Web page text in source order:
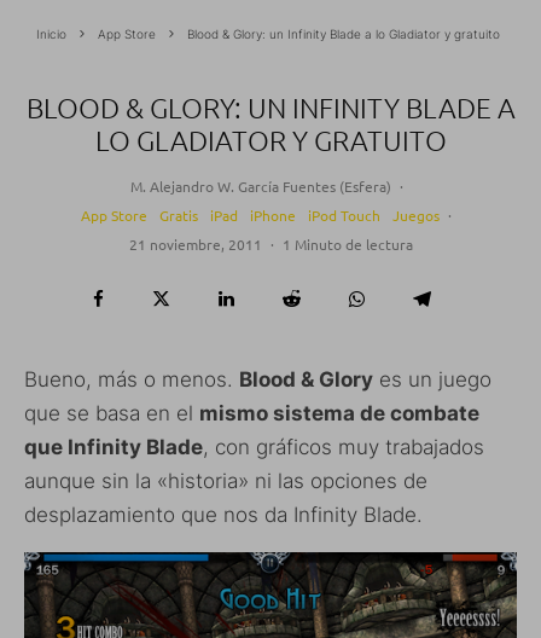
Inicio App Store Blood & Glory: un Infinity Blade a lo Gladiator y gratuito
BLOOD & GLORY: UN INFINITY BLADE A
LO GLADIATOR Y GRATUITO
M. Alejandro W. García Fuentes (Esfera) ·
App Store
Gratis iPad iPhone iPod Touch Juegos ·
21 noviembre, 2011
· 1 Minuto de lectura
Bueno, más o menos. Blood & Glory es un juego
que se basa en el mismo sistema de combate
que Infinity Blade, con gráficos muy trabajados
aunque sin la «historia» ni las opciones de
desplazamiento que nos da Infinity Blade.